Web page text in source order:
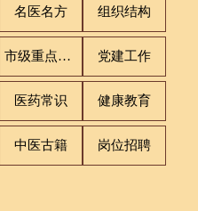
名医名方 组织结构
市级重点专科 党建工作
医药常识 健康教育
中医古籍 岗位招聘